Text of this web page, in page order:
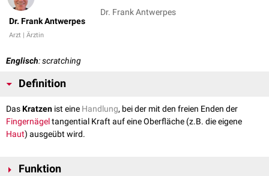
Dr. Frank Antwerpes
Arzt | Ärztin
Dr. Frank Antwerpes
Englisch: scratching
Definition
DasKratzen ist eine Handlung, bei der mit den freien Enden der
Fingernägeltangential Kraft auf eine Oberfläche (z.B. die eigene
Haut) ausgeübt wird.
Funktion